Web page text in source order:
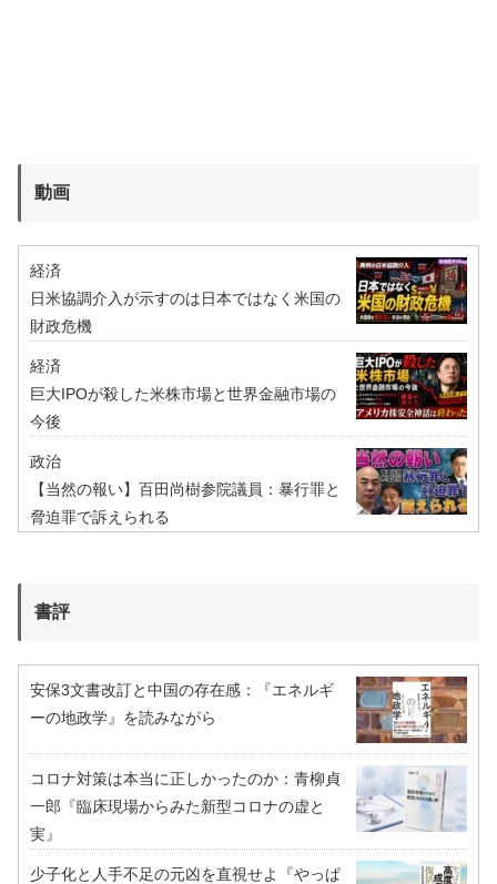
動画
経済
日米協調介入が示すのは日本ではなく米国の
財政危機
経済
巨大IPOが殺した米株市場と世界金融市場の
今後
政治
【当然の報い】百田尚樹参院議員：暴行罪と
脅迫罪で訴えられる
書評
安保3文書改訂と中国の存在感：『エネルギ
ーの地政学』を読みながら
コロナ対策は本当に正しかったのか：青柳貞
一郎『臨床現場からみた新型コロナの虚と
実』
少子化と人手不足の元凶を直視せよ『やっぱ